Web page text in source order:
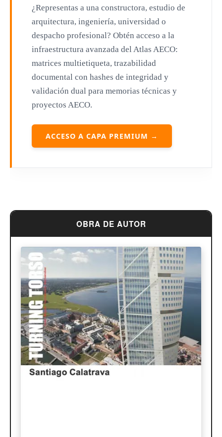
Zaha Hadid
Renzo Piano
Oscar Niemeyer
Mies van der Rohe
Le Corbusier
William Pereira
Antoni Gaudí
¿Representas a una constructora, estudio de
arquitectura, ingeniería, universidad o
despacho profesional? Obtén acceso a la
infraestructura avanzada del Atlas AECO:
matrices multietiqueta, trazabilidad
documental con hashes de integridad y
validación dual para memorias técnicas y
proyectos AECO.
ACCESO A CAPA PREMIUM →
OBRA DE AUTOR